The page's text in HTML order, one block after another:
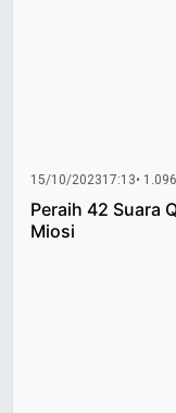
15/10/202317:13•
Peraih 42 Suara
Miosi